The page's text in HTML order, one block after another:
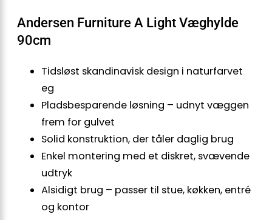
Andersen Furniture A Light Væghylde
90cm
Tidsløst skandinavisk design i naturfarvet
eg
Pladsbesparende løsning – udnyt væggen
frem for gulvet
Solid konstruktion, der tåler daglig brug
Enkel montering med et diskret, svævende
udtryk
Alsidigt brug – passer til stue, køkken, entré
og kontor